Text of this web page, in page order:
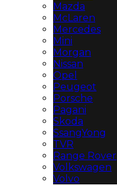
Mazda
McLaren
Mercedes
Mini
Morgan
Nissan
Opel
Peugeot
Porsche
Pagani
Skoda
SsangYong
TVR
Range Rover
Volkswagen
Volvo